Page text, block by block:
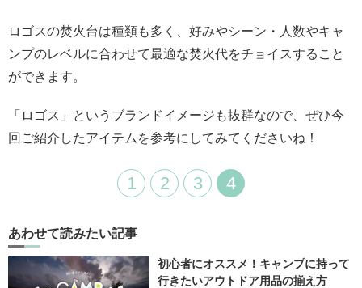
ロゴスの焚火台は種類も多く、好みやシーン・人数やキャ
ンプのレベルに合わせて最適な焚火代をチョイスすること
ができます。
「ロゴス」というブランドイメージも抜群なので、ぜひ今
回ご紹介したアイテムを参考にしてみてくださいね！
1 2 3 4
あわせて読みたい記事
初心者にオススメ！キャンプに持って
行きたいアウトドア用品の揃え方